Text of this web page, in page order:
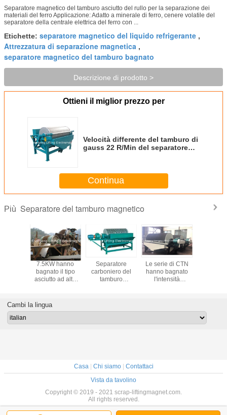
Separatore magnetico del tamburo asciutto del rullo per la separazione dei
materiali del ferro Applicazione: Adatto a minerale di ferro, cenere volatile del
separatore della centrale elettrica del ferro con ...
Etichette: separatore magnetico del liquido refrigerante ,
Attrezzatura di separazione magnetica ,
separatore magnetico del tamburo bagnato
Descrizione di prodotto >
Ottieni il miglior prezzo per
Velocità differente del tamburo di
gauss 22 R/Min del separatore
Continua
Più Separatore del tamburo magnetico
di ferro
forte
7.5KW hanno
bagnato il tipo
asciutto ad alta
del separatore
magnetico del
Separatore
carboniero del
tamburo
del tamburo
Le serie di CTN
hanno bagnato
l'intensità
3000GS
Cambi la lingua
Casa| Chi siamo| Contattaci
Vista da tavolino
Copyright © 2019 - 2021 scrap-liftingmagnet.com.
All rights reserved.